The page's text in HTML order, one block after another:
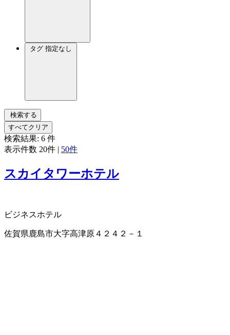
タグ 指定なし
検索する
すべてクリア
検索結果: 6 件
表示件数 20件 | 50件
スカイタワーホテル
ビジネスホテル
佐賀県鹿島市大字高津原４２４２－１